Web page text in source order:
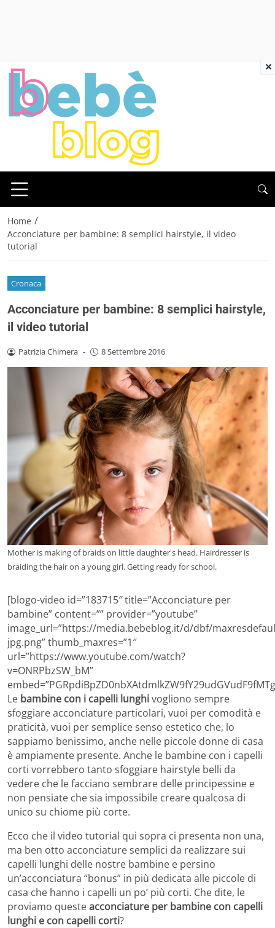
Home /
Acconciature per bambine: 8 semplici hairstyle, il video
tutorial
Cronaca
Acconciature per bambine: 8 semplici hairstyle,
il video tutorial
Patrizia Chimera - 8 Settembre 2016
Mother is making of braids on little daughter's head. Hairdresser is
braiding the hair on a young girl. Getting ready for school.
[blogo-video id=”183715″ title=”Acconciature per
bambine” content=”” provider=”youtube”
image_url=”https://media.bebeblog.it/d/dbf/
jpg.png” thumb_maxres=”1″
url=”https://www.youtube.com/watch?
v=ONRPbzSW_bM”
Le bambine con i capelli lunghivogliono sempre
sfoggiare acconciature particolari, vuoi per comodità e
praticità, vuoi per semplice senso estetico che, lo
sappiamo benissimo, anche nelle piccole donne di casa
è ampiamente presente. Anche le bambine con i capelli
corti vorrebbero tanto sfoggiare hairstyle belli da
vedere che le facciano sembrare delle principessine e
non pensiate che sia impossibile creare qualcosa di
unico su chiome più corte.
Ecco che il video tutorial qui sopra ci presenta non una,
ma ben otto acconciature semplici da realizzare sui
capelli lunghi delle nostre bambine e persino
un’acconciatura “bonus” in più dedicata alle piccole di
casa che hanno i capelli un po’ più corti. Che dite, le
proviamo questeacconciature per bambine con capelli
lunghi e con capelli corti?
×